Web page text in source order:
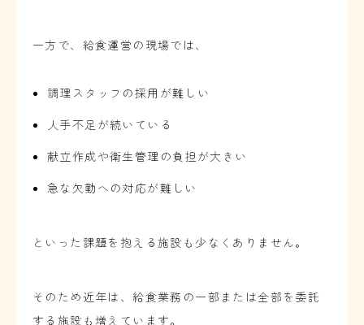
一方で、給食運営の現場では、
調理スタッフの採用が難しい
人手不足が続いている
献立作成や衛生管理の負担が大きい
急な欠勤への対応が難しい
といった課題を抱える施設も少なくありません。
そのため近年は、給食業務の一部または全部を委託
する施設も増えています。